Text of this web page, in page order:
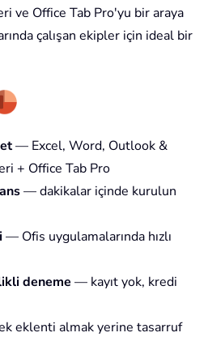
ve Office Tab Pro'yu bir araya
çalışan ekipler için ideal bir
— Excel, Word, Outlook &
+ Office Tab Pro
— dakikalar içinde kurulun
— Ofis uygulamalarında hızlı
deneme — kayıt yok, kredi
eklenti almak yerine tasarruf